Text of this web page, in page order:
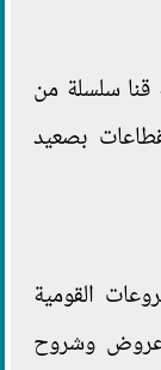
سلسلة من
بصعيد
القومية
عروض وشروح